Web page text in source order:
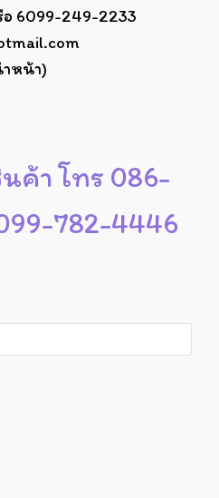
อ 6099-249-2233
ำหน้า)
ค้า โทร 086-
782-4446